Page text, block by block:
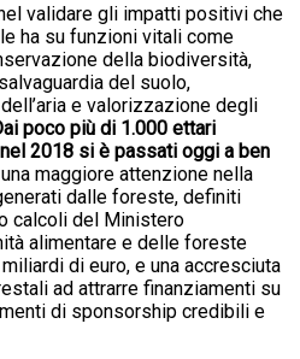
validare gli impatti positivi che
ha su funzioni vitali come
della biodiversità,
del suolo,
e valorizzazione degli
poco più di 1.000 ettari
2018 si è passati oggi a ben
maggiore attenzione nella
dalle foreste, definiti
calcoli del Ministero
alimentare e delle foreste
di euro, e una accresciuta
ad attrarre finanziamenti su
di sponsorship credibili e